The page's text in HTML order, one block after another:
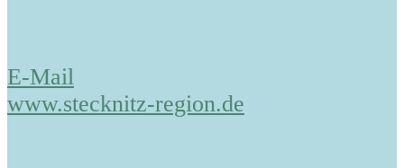
E-Mail
www.stecknitz-region.de